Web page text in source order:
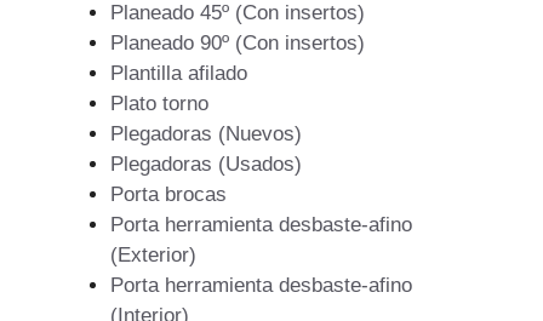
Planeado 45º (Con insertos)
Planeado 90º (Con insertos)
Plantilla afilado
Plato torno
Plegadoras (Nuevos)
Plegadoras (Usados)
Porta brocas
Porta herramienta desbaste-afino
(Exterior)
Porta herramienta desbaste-afino
(Interior)